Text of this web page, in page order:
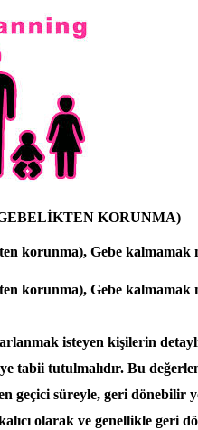
KORUNMA)
korunma), Gebe
korunma), Gebe
isteyen kişilerin
tabii tutulmalıdır. Bu
geçici süreyle, geri dönebilir
olarak ve genellikle geri